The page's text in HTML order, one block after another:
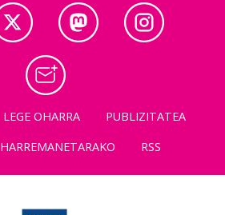
LEGE OHARRA
PUBLIZITATEA
HARREMANETARAKO RSS